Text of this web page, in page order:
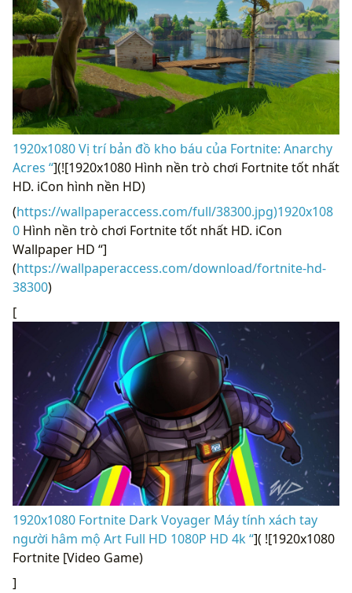
1920x1080 Vị trí bản đồ kho báu của Fortnite: Anarchy
Acres “](![1920x1080 Hình nền trò chơi Fortnite tốt nhất
HD. iCon hình nền HD)
(https://wallpaperaccess.com/full/38300.jpg)1920x108
0 Hình nền trò chơi Fortnite tốt nhất HD. iCon
Wallpaper HD “]
(https://wallpaperaccess.com/download/fortnite-hd-
38300)
[
1920x1080 Fortnite Dark Voyager Máy tính xách tay
người hâm mộ Art Full HD 1080P HD 4k “]( ![1920x1080
Fortnite [Video Game)
]